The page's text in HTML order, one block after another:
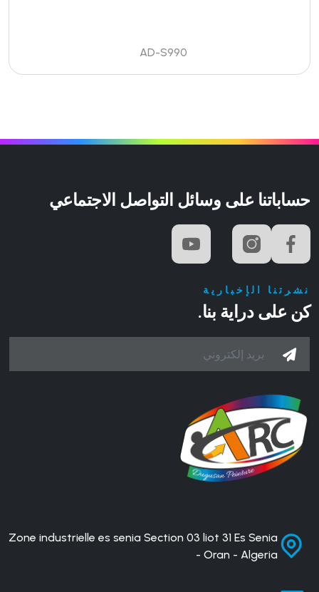
AD-S990
حساباتنا على وسائل التواصل الاجتماعي
نشرتنا الإخبارية
كن على دراية بنا.
Zone industrielle es senia Section 03 liot 31 Es Senia
- Oran - Algeria